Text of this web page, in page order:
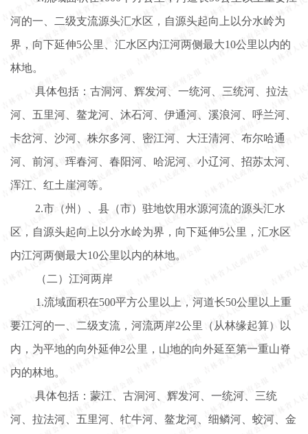
河的一、二级支流源头汇水区，自源头起向上以分水岭为
界，向下延伸5公里、汇水区内江河两侧最大10公里以内的
林地。
具体包括：古洞河、辉发河、一统河、三统河、拉法
河、五里河、鳌龙河、沐石河、伊通河、溪浪河、呼兰河、
卡岔河、沙河、株尔多河、密江河、大汪清河、布尔哈通
河、前河、珲春河、春阳河、哈泥河、小辽河、招苏太河、
浑江、红土崖河等。
2.市（州）、县（市）驻地饮用水源河流的源头汇水
区，自源头起向上以分水岭为界，向下延伸5公里，汇水区
内江河两侧最大10公里以内的林地。
（二）江河两岸
1.流域面积在500平方公里以上，河道长50公里以上重
要江河的一、二级支流，河流两岸2公里（从林缘起算）以
内，为平地的向外延伸2公里，山地的向外延至第一重山脊
内的林地。
具体包括：蒙江、古洞河、辉发河、一统河、三统
河、拉法河、五里河、牤牛河、鳌龙河、细鳞河、蛟河、金